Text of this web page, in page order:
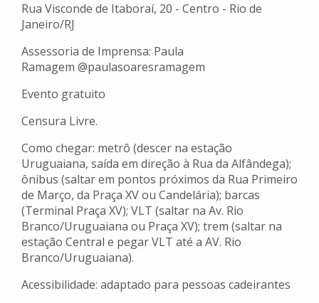
Rua Visconde de Itaboraí, 20 - Centro - Rio de
Janeiro/RJ
Assessoria de Imprensa: Paula
Ramagem @paulasoaresramagem
Evento gratuito
Censura Livre.
Como chegar: metrô (descer na estação
Uruguaiana, saída em direção à Rua da Alfândega);
ônibus (saltar em pontos próximos da Rua Primeiro
de Março, da Praça XV ou Candelária); barcas
(Terminal Praça XV); VLT (saltar na Av. Rio
Branco/Uruguaiana ou Praça XV); trem (saltar na
estação Central e pegar VLT até a AV. Rio
Branco/Uruguaiana).
Acessibilidade: adaptado para pessoas cadeirantes